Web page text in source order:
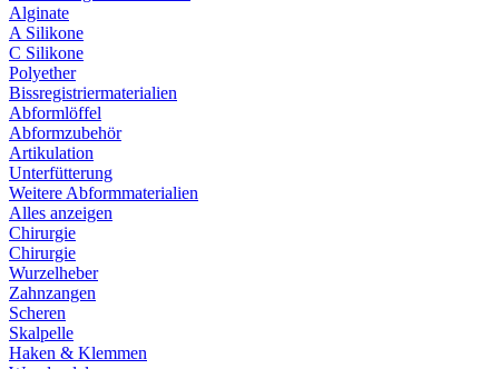
Alginate
A Silikone
C Silikone
Polyether
Bissregistriermaterialien
Abformlöffel
Abformzubehör
Artikulation
Unterfütterung
Weitere Abformmaterialien
Alles anzeigen
Chirurgie
Chirurgie
Wurzelheber
Zahnzangen
Scheren
Skalpelle
Haken & Klemmen